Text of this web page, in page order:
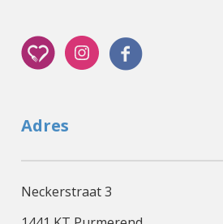
Adres
Neckerstraat 3